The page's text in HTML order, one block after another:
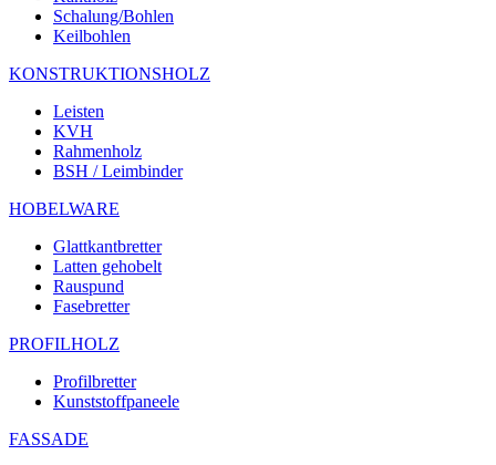
Schalung/Bohlen
Keilbohlen
KONSTRUKTIONSHOLZ
Leisten
KVH
Rahmenholz
BSH / Leimbinder
HOBELWARE
Glattkantbretter
Latten gehobelt
Rauspund
Fasebretter
PROFILHOLZ
Profilbretter
Kunststoffpaneele
FASSADE